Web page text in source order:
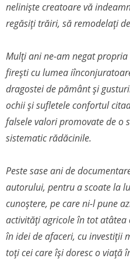
neliniște creatoare vă
regăsiți trăiri, să remodelați
Mulți ani ne-am negat
firești cu lumea
dragostei de pământ și
ochii și sufletele confortul
falsele valori promovate de o
sistematic rădăcinile.
Peste sase ani de
autorului, pentru a scoate la
cunoștere, pe care ni-l pune
activități agricole în tot
în idei de afaceri, cu investiții
toți cei care își doresc o viață